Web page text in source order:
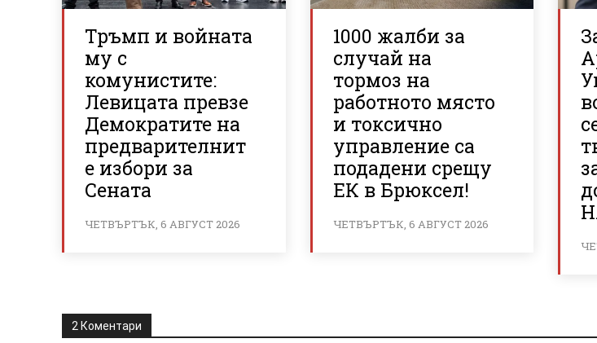
Тръмп и войната
му с
комунистите:
Левицата превзе
Демократите на
предварителнит
е избори за
Сената
ЧЕТВЪРТЪК, 6 АВГУСТ 2026
1000 жалби за
случай на
тормоз на
работното място
и токсично
управление са
подадени срещу
ЕК в Брюксел!
ЧЕТВЪРТЪК, 6 АВГУСТ 2026
2 Коментари